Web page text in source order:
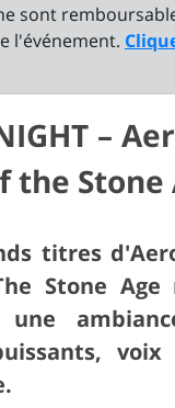
sont
l'événement.
–
the Stone
titres d'
Stone Age
voix